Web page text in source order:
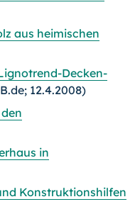
aus heimischen
Decken-
12.4.2008)
in
Konstruktionshilfen